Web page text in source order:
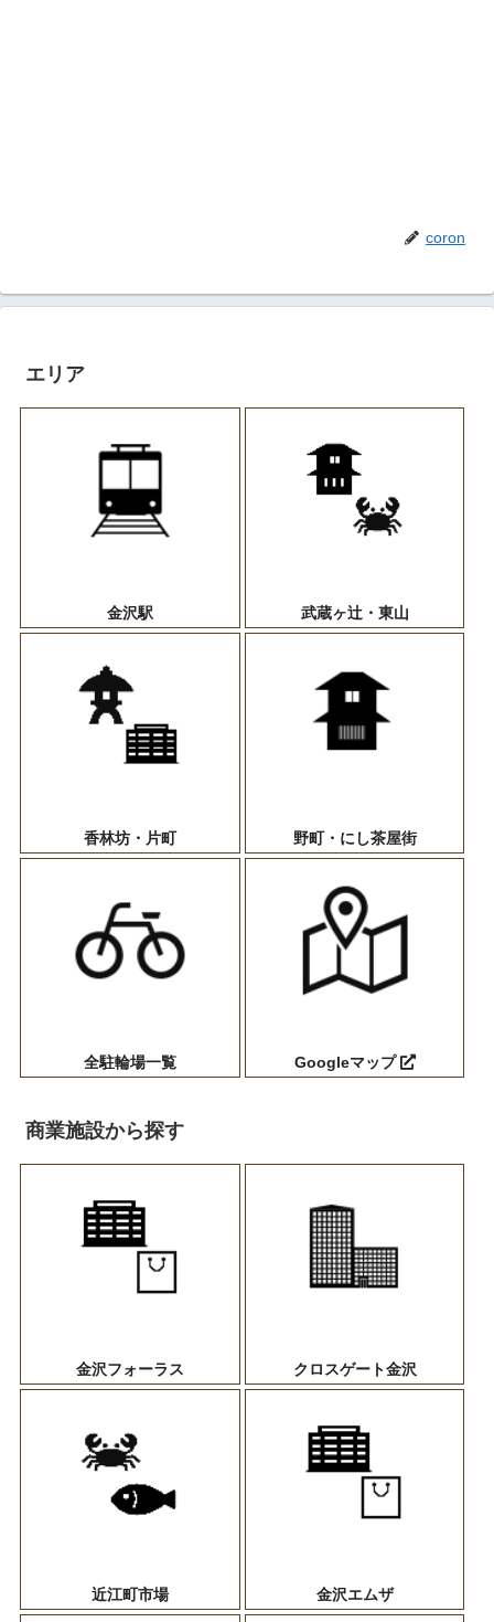
coron
エリア
金沢駅 武蔵ヶ辻・東山
香林坊・片町 野町・にし茶屋街
全駐輪場一覧 Googleマップ
商業施設から探す
金沢フォーラス クロスゲート金沢
近江町市場 金沢エムザ